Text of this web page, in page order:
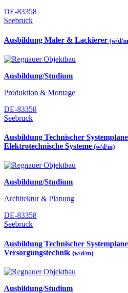
DE-83358
Seebruck
Ausbildung Maler & Lackierer (w/d/
Ausbildung/Studium
Produktion & Montage
DE-83358
Seebruck
Ausbildung Technischer
Elektrotechnische Systeme (w/d/m)
Ausbildung/Studium
Architektur & Planung
DE-83358
Seebruck
Ausbildung Technischer
Versorgungstechnik (w/d/m)
Ausbildung/Studium